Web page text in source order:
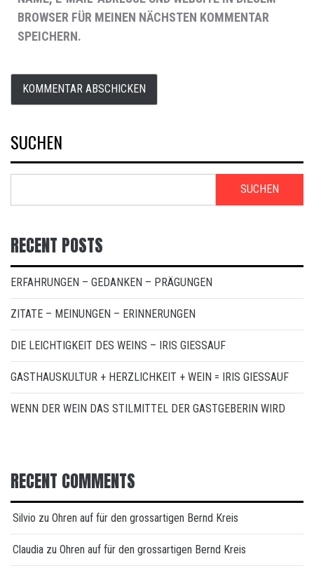
BROWSER FÜR MEINEN NÄCHSTEN KOMMENTAR
SPEICHERN.
SUCHEN
SUCHEN
RECENT POSTS
ERFAHRUNGEN – GEDANKEN – PRÄGUNGEN
ZITATE – MEINUNGEN – ERINNERUNGEN
DIE LEICHTIGKEIT DES WEINS – IRIS GIESSAUF
GASTHAUSKULTUR + HERZLICHKEIT + WEIN = IRIS GIESSAUF
WENN DER WEIN DAS STILMITTEL DER GASTGEBERIN WIRD
RECENT COMMENTS
Silvio zu Ohren auf für den grossartigen Bernd Kreis
Claudia zu Ohren auf für den grossartigen Bernd Kreis